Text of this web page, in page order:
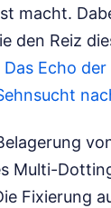
macht.
den Reiz
Das Echo
Multi-
Fixierung